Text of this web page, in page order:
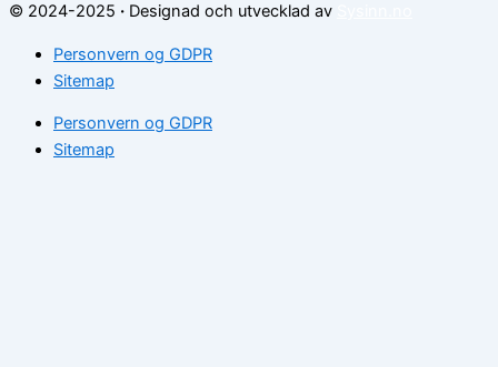
© 2024-2025 · Designad och utvecklad av
Personvern og GDPR
Sitemap
Personvern og GDPR
Sitemap